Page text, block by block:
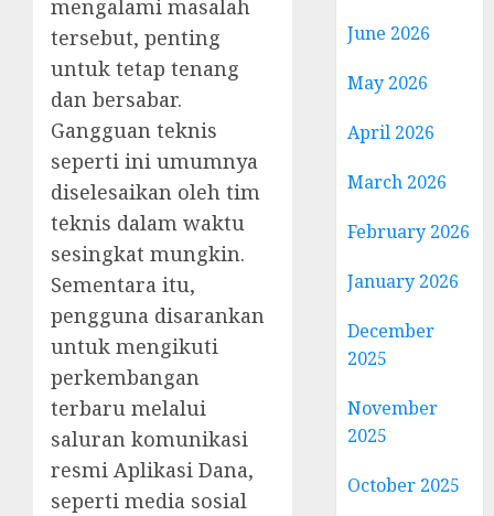
mengalami masalah
tersebut, penting
untuk tetap tenang
dan bersabar.
Gangguan teknis
seperti ini umumnya
diselesaikan oleh tim
teknis dalam waktu
sesingkat mungkin.
Sementara itu,
pengguna disarankan
untuk mengikuti
perkembangan
terbaru melalui
saluran komunikasi
resmi Aplikasi Dana,
seperti media sosial
June 2026
May 2026
April 2026
March 2026
February 2026
January 2026
December
2025
November
2025
October 2025